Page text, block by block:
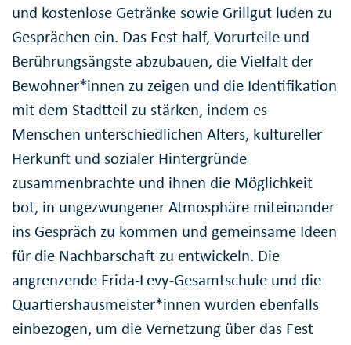
und kostenlose Getränke sowie Grillgut luden zu
Gesprächen ein. Das Fest half, Vorurteile und
Berührungsängste abzubauen, die Vielfalt der
Bewohner*innen zu zeigen und die Identifikation
mit dem Stadtteil zu stärken, indem es
Menschen unterschiedlichen Alters, kultureller
Herkunft und sozialer Hintergründe
zusammenbrachte und ihnen die Möglichkeit
bot, in ungezwungener Atmosphäre miteinander
ins Gespräch zu kommen und gemeinsame Ideen
für die Nachbarschaft zu entwickeln. Die
angrenzende Frida-Levy-Gesamtschule und die
Quartiershausmeister*innen wurden ebenfalls
einbezogen, um die Vernetzung über das Fest